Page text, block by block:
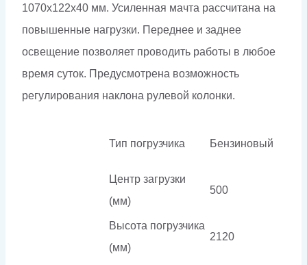
1070х122х40 мм. Усиленная мачта рассчитана на
повышенные нагрузки. Переднее и заднее
освещение позволяет проводить работы в любое
время суток. Предусмотрена возможность
регулирования наклона рулевой колонки.
Тип погрузчика Бензиновый
Центр загрузки
(мм)
500
Высота погрузчика
(мм)
2120